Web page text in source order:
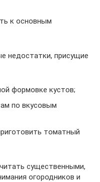
к основным
недостатки, присущие
формовке кустов;
по вкусовым
томатный
существенными,
огородников и